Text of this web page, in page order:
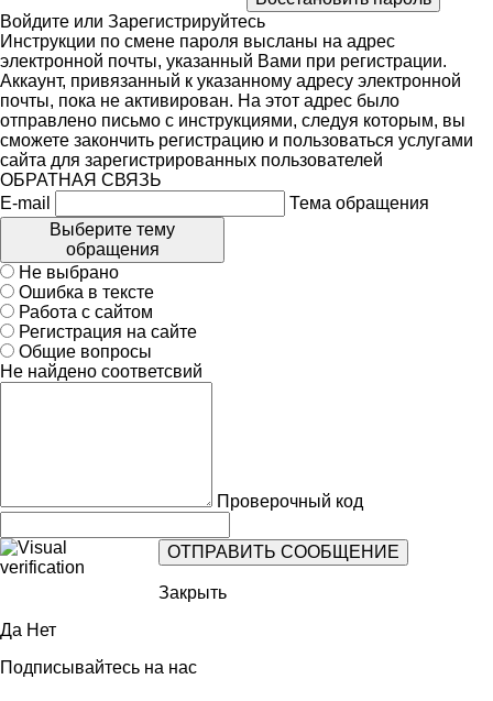
Войдите или Зарегистрируйтесь
Инструкции по смене пароля высланы на адрес
электронной почты, указанный Вами при регистрации.
Аккаунт, привязанный к указанному адресу электронной
почты, пока не активирован. На этот адрес было
отправлено письмо с инструкциями, следуя которым, вы
сможете закончить регистрацию и пользоваться услугами
сайта для зарегистрированных пользователей
ОБРАТНАЯ СВЯЗЬ
E-mail
Тема обращения
Выберите тему
обращения
Не выбрано
Ошибка в тексте
Работа с сайтом
Регистрация на сайте
Общие вопросы
Не найдено соответсвий
Проверочный код
Закрыть
Да Нет
Подписывайтесь на нас